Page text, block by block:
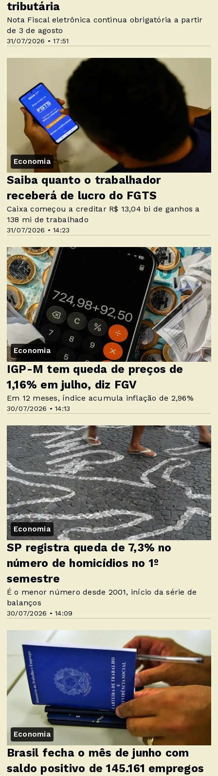
31/07/2026 • 17:51
tributária
Nota Fiscal eletrônica continua obrigatória a partir
de 3 de agosto
Economia
31/07/2026 • 14:23
Saiba quanto o trabalhador
receberá de lucro do FGTS
Caixa começou a creditar R$ 13,04 bi de ganhos a
138 mi de trabalhado
Economia
30/07/2026 • 14:13
IGP-M tem queda de preços de
1,16% em julho, diz FGV
Em 12 meses, índice acumula inflação de 2,96%
Economia
30/07/2026 • 14:09
SP registra queda de 7,3% no
número de homicídios no 1º
semestre
É o menor número desde 2001, início da série de
balanços
Economia
Brasil fecha o mês de junho com
saldo positivo de 145.161 empregos